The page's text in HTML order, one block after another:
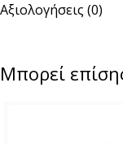
Αξιολογήσεις (0)
Μπορεί